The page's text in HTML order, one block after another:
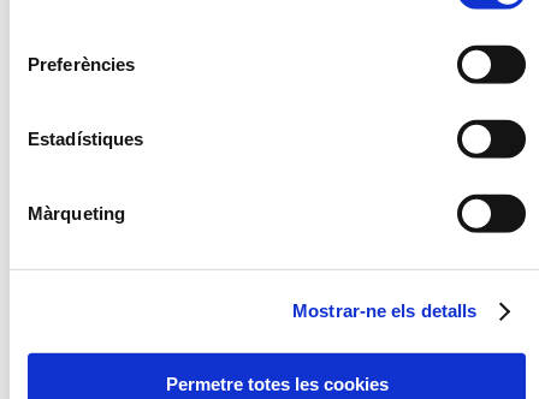
Preferències
Estadístiques
Màrqueting
Mostrar-ne els detalls
Permetre totes les cookies
AL·LÈRGENS
Peix i productes a base de peix
DESCRIPCIÓ
INGREDIENTS